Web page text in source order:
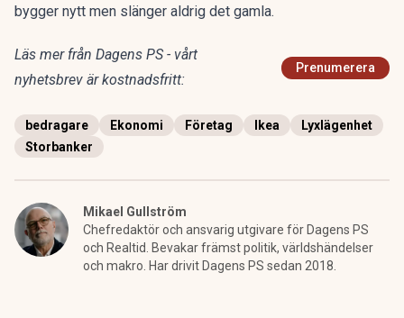
bygger nytt men slänger aldrig det gamla.
Läs mer från Dagens PS - vårt
nyhetsbrev är kostnadsfritt:
Prenumerera
bedragare Ekonomi Företag Ikea
Lyxlägenhet
Storbanker
Mikael Gullström
Chefredaktör och ansvarig utgivare för Dagens PS
och Realtid. Bevakar främst politik, världshändelser
och makro. Har drivit Dagens PS sedan 2018.